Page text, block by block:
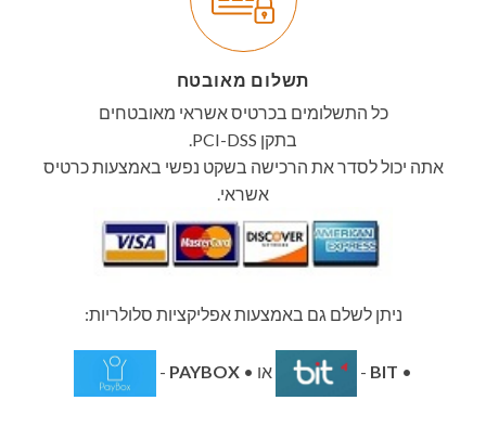
תשלום מאובטח
כל התשלומים בכרטיס אשראי מאובטחים
בתקן PCI-DSS.
אתה יכול לסדר את הרכישה בשקט נפשי באמצעות כרטיס
אשראי.
ניתן לשלם גם באמצעות אפליקציות סלולריות:
•
BIT
- או •PAYBOX
-